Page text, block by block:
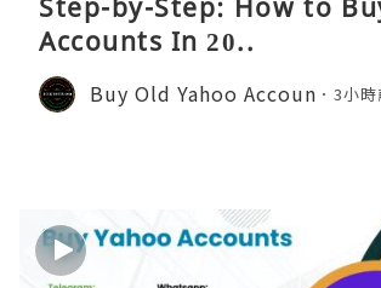
Step-by-Step: How to
Accounts In 20..
Buy Old Yahoo Accoun 3小時